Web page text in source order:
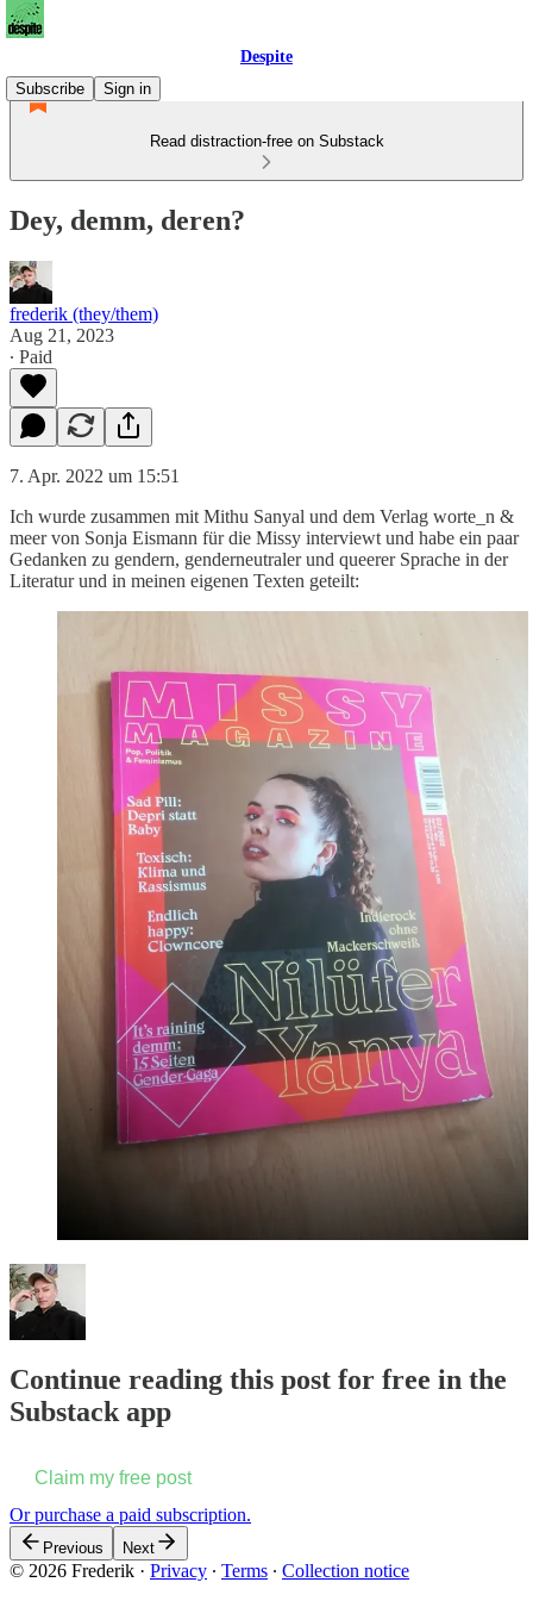
Despite
Subscribe
Sign in
Read distraction-free on Substack
Dey, demm, deren?
frederik (they/them)
Aug 21, 2023
∙ Paid
7. Apr. 2022 um 15:51
Ich wurde zusammen mit Mithu Sanyal und dem Verlag worte_n &
meer von Sonja Eismann für die Missy interviewt und habe ein paar
Gedanken zu gendern, genderneutraler und queerer Sprache in der
Literatur und in meinen eigenen Texten geteilt:
Continue reading this post for free in the
Substack app
Claim my free post
Or purchase a paid subscription.
Previous Next
© 2026 Frederik · Privacy ∙ Terms ∙ Collection notice